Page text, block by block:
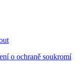
o ochraně soukromí